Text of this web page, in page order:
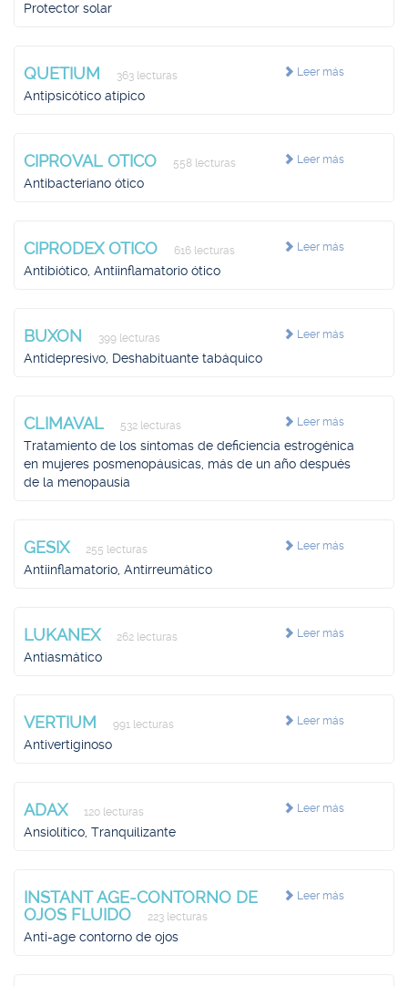
Protector solar
Leer más
QUETIUM 363 lecturas
Antipsicótico atípico
Leer más
CIPROVAL OTICO 558 lecturas
Antibacteriano ótico
Leer más
CIPRODEX OTICO 616 lecturas
Antibiótico, Antiinflamatorio ótico
Leer más
BUXON 399 lecturas
Antidepresivo, Deshabituante tabáquico
Leer más
CLIMAVAL 532 lecturas
Tratamiento de los síntomas de deficiencia estrogénica
en mujeres posmenopáusicas, más de un año después
de la menopausia
Leer más
GESIX 255 lecturas
Antiinflamatorio, Antirreumático
Leer más
LUKANEX 262 lecturas
Antiasmático
Leer más
VERTIUM 991 lecturas
Antivertiginoso
Leer más
ADAX 120 lecturas
Ansiolítico, Tranquilizante
Leer más
INSTANT AGE-CONTORNO DE
OJOS FLUIDO
223 lecturas
Anti-age contorno de ojos